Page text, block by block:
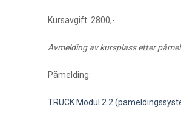
Kursavgift: 2800,-
Avmelding av kursplass etter
Påmelding:
TRUCK Modul 2.2